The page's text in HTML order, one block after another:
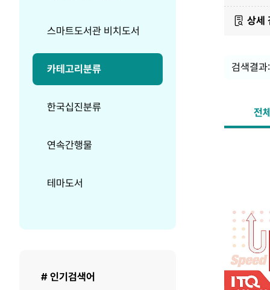
스마트도서관 비치도서
카테고리분류
한국십진분류
연속간행물
테마도서
# 인기검색어
상세
검색결
전
순
서
출
력
건
수